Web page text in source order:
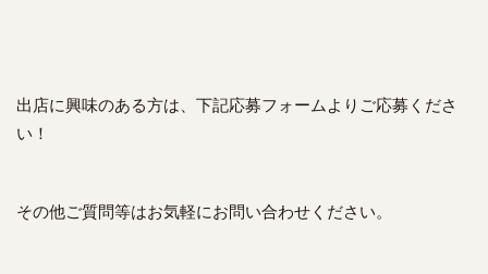
出店に興味のある方は、下記応募フォームよりご応募くださ
い！
その他ご質問等はお気軽にお問い合わせください。